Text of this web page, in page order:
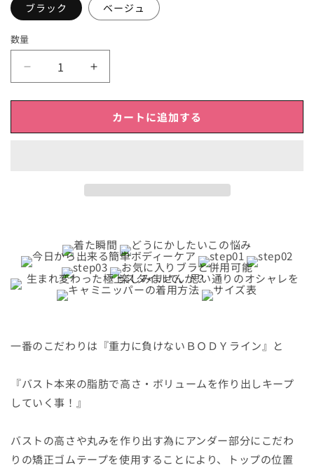
ブラック ベージュ
数量
LEGERERE（レ
イ
パ
量
減
す
LEGERERE（レ
ェ
イ
パ
ー】
量
増
や
カートに追加する
一番のこだわりは『重力に負けないＢＯＤＹライン』と
『バスト本来の脂肪で高さ・ボリュームを作り出しキープ
していく事！』
バストの高さや丸みを作り出す為にアンダー部分にこだわ
りの矯正ゴムテープを使用することにより、トップの位置